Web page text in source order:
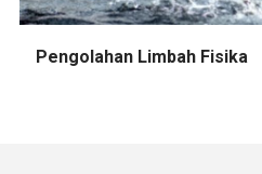
Pengolahan Limbah Fisika